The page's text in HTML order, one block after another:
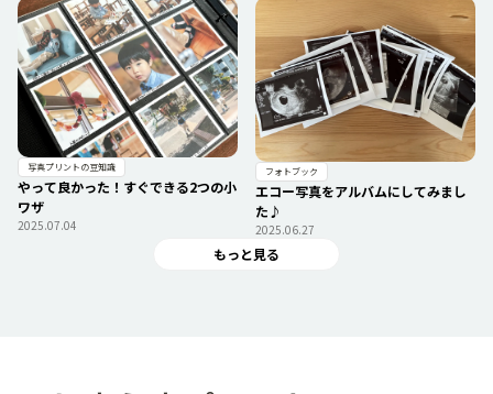
写真プリントの豆知識
やって良かった！すぐできる2つの小
ワザ
2025.07.04
フォトブック
エコー写真をアルバムにしてみまし
た♪
2025.06.27
もっと見る